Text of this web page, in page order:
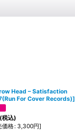
Head ‎– Satisfaction
For Cover Records)]
(税込)
価格: 3,300円]